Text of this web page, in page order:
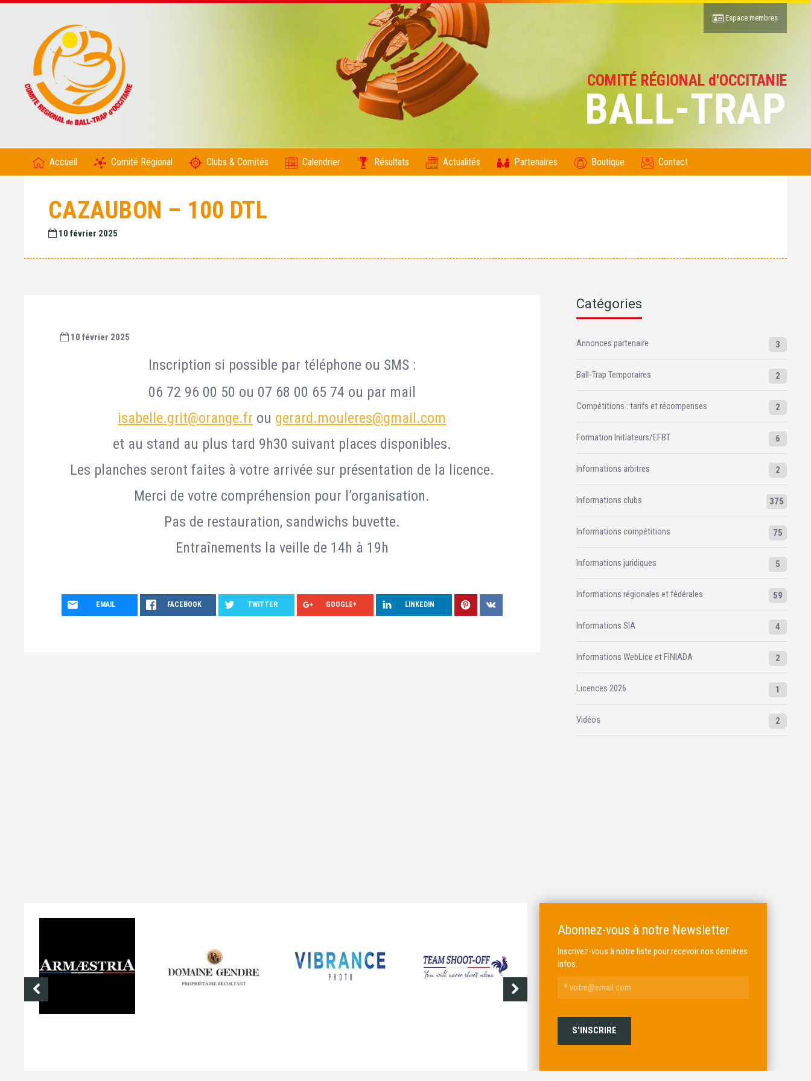
COMITÉ RÉGIONAL d'OCCITANIE
BALL-TRAP
Espace membres
Accueil Comité Régional Clubs & Comités Calendrier Résultats Actualités Partenaires Boutique Contact
CAZAUBON – 100 DTL
10 février 2025
10 février 2025
Inscription si possible par téléphone ou SMS :
06 72 96 00 50 ou 07 68 00 65 74 ou par mail
isabelle.grit@orange.fr ou gerard.mouleres@gmail.com
et au stand au plus tard 9h30 suivant places disponibles.
Les planches seront faites à votre arrivée sur présentation de la licence.
Merci de votre compréhension pour l’organisation.
Pas de restauration, sandwichs buvette.
Entraînements la veille de 14h à 19h
EMAIL FACEBOOK TWITTER GOOGLE+ LINKEDIN
Catégories
Annonces partenaire 3
Ball-Trap Temporaires 2
Compétitions : tarifs et récompenses 2
Formation Initiateurs/EFBT 6
Informations arbitres 2
Informations clubs 375
Informations compétitions 75
Informations juridiques 5
Informations régionales et fédérales 59
Informations SIA 4
Informations WebLice et FINIADA 2
Licences 2026 1
Vidéos 2
ALKAR
Abonnez-vous à notre Newsletter
Inscrivez-vous à notre liste pour recevoir nos dernières
infos.